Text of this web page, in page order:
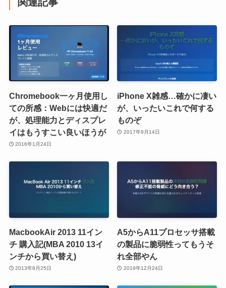
Chromebook一ヶ月使用し
ての所感：Webには快適だ
が、処理能力とディスプレ
イはもうすこい良いほうが
2016年1月24日
iPhone X雑感…確かに凄い
が、いったいこれで何する
ものぞ
2017年9月14日
MacbookAir 2013 11イン
チ 購入記(MBA 2010 13イ
ンチから買い替え)
2013年8月25日
A5からA11プロセッサ搭載
の製品に脆弱性ってもうそ
れ全部やん
2019年12月24日